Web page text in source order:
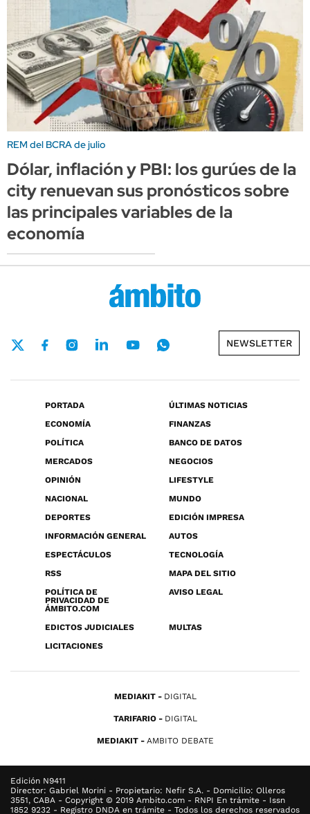
REM del BCRA de julio
Dólar, inflación y PBI: los gurúes de la
city renuevan sus pronósticos sobre
las principales variables de la
economía
NEWSLETTER
PORTADA
ÚLTIMAS NOTICIAS
ECONOMÍA
FINANZAS
POLÍTICA
BANCO DE DATOS
MERCADOS
NEGOCIOS
OPINIÓN
LIFESTYLE
NACIONAL
MUNDO
DEPORTES
EDICIÓN IMPRESA
INFORMACIÓN GENERAL
AUTOS
ESPECTÁCULOS
TECNOLOGÍA
RSS
MAPA DEL SITIO
POLÍTICA DE
PRIVACIDAD DE
ÁMBITO.COM
AVISO LEGAL
EDICTOS JUDICIALES
MULTAS
LICITACIONES
MEDIAKIT DIGITAL
TARIFARIO DIGITAL
MEDIAKIT AMBITO DEBATE
Edición N9411
Director: Gabriel Morini - Propietario: Nefir S.A. - Domicilio: Olleros
3551, CABA - Copyright © 2019 Ambito.com - RNPI En trámite - Issn
1852 9232 - Registro DNDA en trámite - Todos los derechos reservados